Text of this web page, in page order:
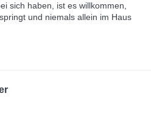
sich haben, ist es willkommen,
und niemals allein im Haus